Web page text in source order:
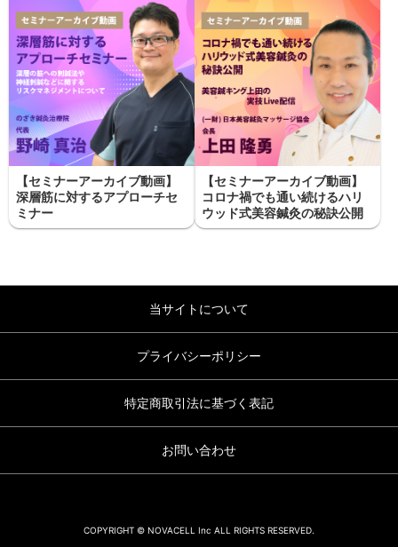
【セミナーアーカイブ動画】
深層筋に対するアプローチセ
ミナー
【セミナーアーカイブ動画】
コロナ禍でも通い続けるハリ
ウッド式美容鍼灸の秘訣公開
当サイトについて
プライバシーポリシー
特定商取引法に基づく表記
お問い合わせ
COPYRIGHT © NOVACELL Inc ALL RIGHTS RESERVED.